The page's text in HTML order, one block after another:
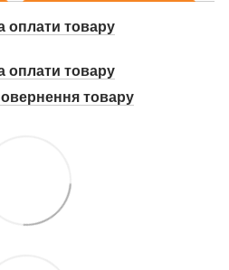
оплати товару
оплати товару
товару